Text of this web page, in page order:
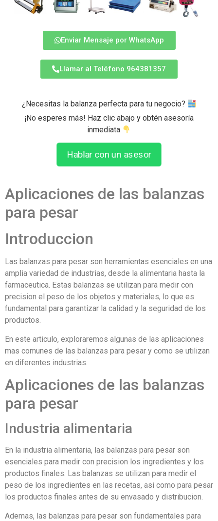
Enviar Mensaje por WhatsApp
Llamar al Teléfono 964381357
¿Necesitas la balanza perfecta para tu negocio?
¡No esperes más! Haz clic abajo y obtén asesoría
inmediata
Hablar con un asesor
Aplicaciones de las balanzas
para pesar
Introduccion
Las balanzas para pesar son herramientas esenciales en una
amplia variedad de industrias, desde la alimentaria hasta la
farmaceutica. Estas balanzas se utilizan para medir con
precision el peso de los objetos y materiales, lo que es
fundamental para garantizar la calidad y la seguridad de los
productos.
En este articulo, exploraremos algunas de las aplicaciones
mas comunes de las balanzas para pesar y como se utilizan
en diferentes industrias.
Aplicaciones de las balanzas
para pesar
Industria alimentaria
En la industria alimentaria, las balanzas para pesar son
esenciales para medir con precision los ingredientes y los
productos finales. Las balanzas se utilizan para medir el
peso de los ingredientes en las recetas, asi como para pesar
los productos finales antes de su envasado y distribucion.
Ademas, las balanzas para pesar son fundamentales para